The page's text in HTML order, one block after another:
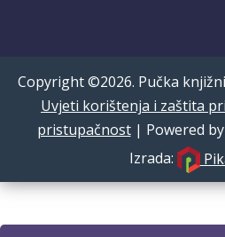
Copyright ©2026. Pučka
Uvjeti korištenja i zaštita
pristupačnost| Powered by
Izrada: